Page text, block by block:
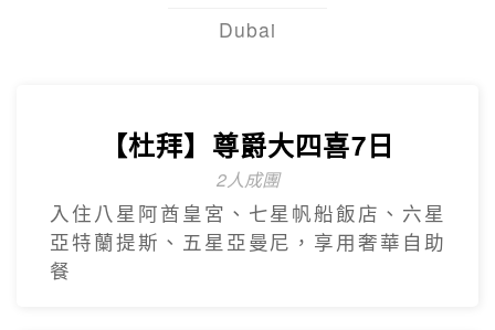
Dubai
【杜拜】尊爵大四喜7日
2人成團
入住八星阿酋皇宮、七星帆船飯店、六星
亞特蘭提斯、五星亞曼尼，享用奢華自助
餐